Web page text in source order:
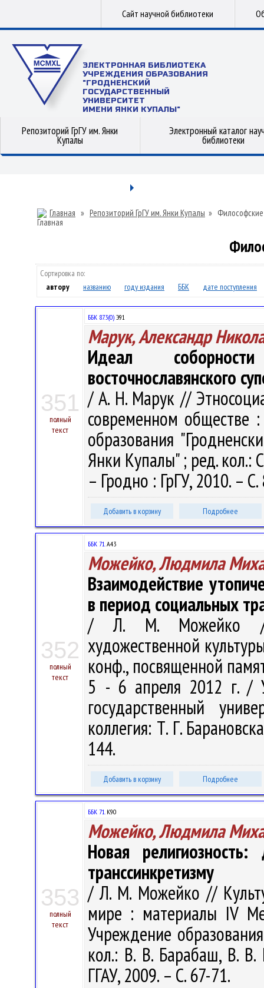
Сайт научной библиотеки
ЭЛЕКТРОННАЯ БИБЛИОТЕКА
УЧРЕЖДЕНИЯ ОБРАЗОВАНИЯ
"ГРОДНЕНСКИЙ
ГОСУДАРСТВЕННЫЙ
УНИВЕРСИТЕТ
ИМЕНИ ЯНКИ КУПАЛЫ"
Репозиторий ГрГУ им. Янки
Купалы
Электронный каталог
библиотеки
Главная » Репозиторий ГрГУ им. Янки Купалы »
Сортировка по:
автору
названию году издания ББК дате поступления
351
полный
текст
ББК 87.3(0) Э91
Марук, Александр
Идеал
восточнославянского
/ А. Н. Марук //
современном обществе
образования
Янки Купалы" ; ред. кол.:
– Гродно : ГрГУ, 2010. –
Добавить в корзину Подробнее
352
полный
текст
ББК 71.А43
Можейко, Людмила
Взаимодействие
в период социальных
/ Л. М. Можейко //
художественной
конф., посвященной
5 - 6 апреля 2012 г. /
государственный
коллегия: Т. Г.
144.
Добавить в корзину Подробнее
353
полный
текст
ББК 71.К90
Можейко, Людмила
Новая
транссинкретизму
/ Л. М. Можейко //
мире : материалы IV
Учреждение
кол.: В. В. Барабаш, В. В.
ГГАУ, 2009. – С. 67-71.